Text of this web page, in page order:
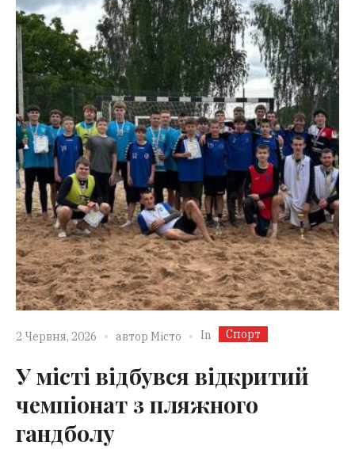
2 Червня, 2026 автор Місто In Спорт
У місті відбувся відкритий
чемпіонат з пляжного
гандболу